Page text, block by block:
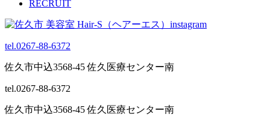
RECRUIT
tel.0267-88-6372
佐久市中込3568-45 佐久医療センター南
tel.0267-88-6372
佐久市中込3568-45 佐久医療センター南